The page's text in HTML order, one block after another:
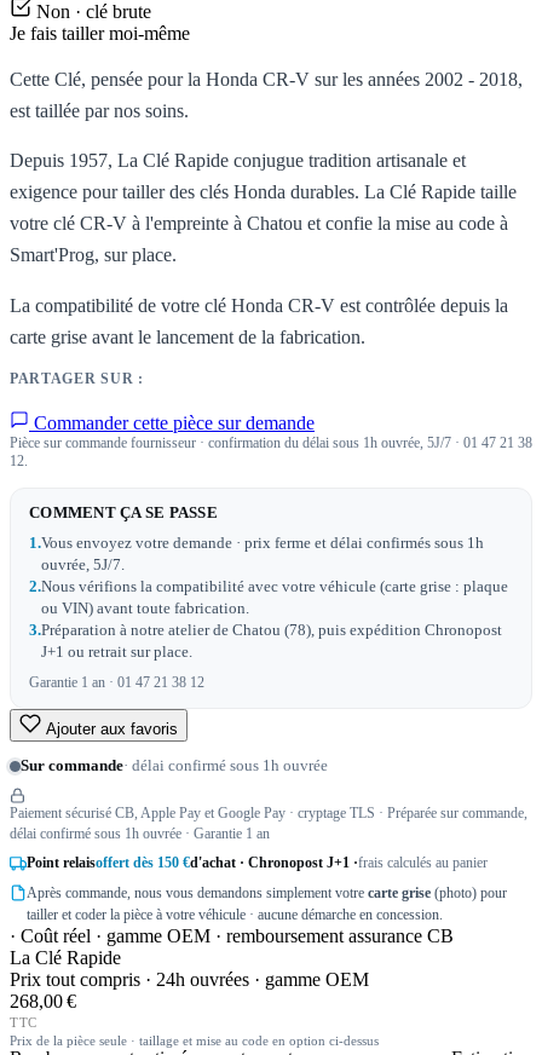
Non · clé brute
Je fais tailler moi-même
Cette Clé, pensée pour la Honda CR-V sur les années 2002 - 2018,
est taillée par nos soins.
Depuis 1957, La Clé Rapide conjugue tradition artisanale et
exigence pour tailler des clés Honda durables. La Clé Rapide taille
votre clé CR-V à l'empreinte à Chatou et confie la mise au code à
Smart'Prog, sur place.
La compatibilité de votre clé Honda CR-V est contrôlée depuis la
carte grise avant le lancement de la fabrication.
PARTAGER SUR :
Commander cette pièce sur demande
Pièce sur commande fournisseur · confirmation du délai sous 1h ouvrée, 5J/7 · 01 47 21 38
12.
COMMENT ÇA SE PASSE
1.Vous envoyez votre demande · prix ferme et délai confirmés sous 1h
ouvrée, 5J/7.
2.Nous vérifions la compatibilité avec votre véhicule (carte grise : plaque
ou VIN) avant toute fabrication.
3.Préparation à notre atelier de Chatou (78), puis expédition Chronopost
J+1 ou retrait sur place.
Garantie 1 an · 01 47 21 38 12
Ajouter aux favoris
Sur commande· délai confirmé sous 1h ouvrée
Paiement sécurisé CB, Apple Pay et Google Pay · cryptage TLS · Préparée sur commande,
délai confirmé sous 1h ouvrée · Garantie 1 an
Point relaisoffert dès 150 €d'achat · Chronopost J+1 ·frais calculés au panier
Après commande, nous vous demandons simplement votre carte grise (photo) pour
tailler et coder la pièce à votre véhicule · aucune démarche en concession.
· Coût réel · gamme OEM · remboursement assurance CB
La Clé Rapide
Prix tout compris · 24h ouvrées · gamme OEM
268,00 €
TTC
Prix de la pièce seule · taillage et mise au code en option ci-dessus